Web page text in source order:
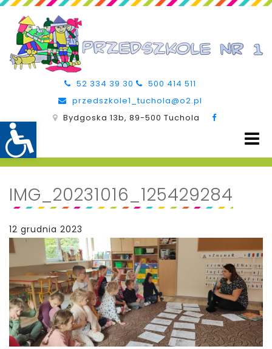
52 334 39 30
500 414 511
przedszkole1_tuchola@o2.pl
Bydgoska 13b, 89-500 Tuchola
IMG_20231016_125429284
12 grudnia 2023